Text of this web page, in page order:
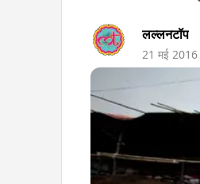
लल्लनटॉप
21 मई 2016